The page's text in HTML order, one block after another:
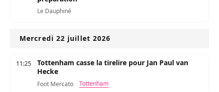
Le Dauphiné
Mercredi 22 juillet 2026
11:25
Tottenham casse la tirelire pour Jan Paul van
Hecke
Foot Mercato Tottenham